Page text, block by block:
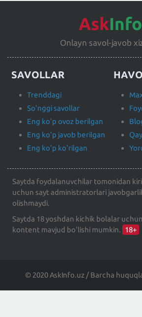
AskInfo
Onlayn savol-javob
SAVOLLAR
Trenddagi
So'nggi savollar
Eng ko'p ovoz berilgan
Eng ko'p javob berilgan
Eng ko'p ko'rilgan
Saytda foydalanuvchilar tomonidan
uchun sayt administratorlari
olishmaydi.
Saytda 18 yoshdan kichik bolalar
kontent mavjud bo'lishi mumkin. 18+
© 2020 AskInfo.uz / Barcha